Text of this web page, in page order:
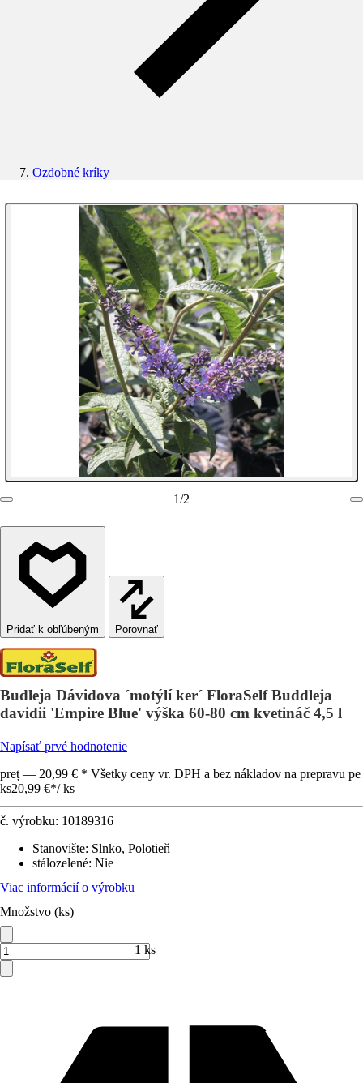
Ozdobné kríky
1/2
Porovnať
Budleja Dávidova ´motýlí ker´ FloraSelf Buddleja
davidii 'Empire Blue' výška 60-80 cm kvetináč 4,5 l
Napísať prvé hodnotenie
preț — 20,99 € * Všetky ceny vr. DPH a bez nákladov na prepravu pe
ks20,99 €*/ ks
č. výrobku: 10189316
Stanovište: Slnko, Polotieň
stálozelené: Nie
Viac informácií o výrobku
Množstvo (ks)
1 ks